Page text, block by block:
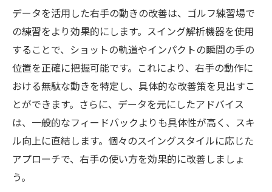
データを活用した右手の動きの改善は、ゴルフ練習場で
の練習をより効果的にします。スイング解析機器を使用
することで、ショットの軌道やインパクトの瞬間の手の
位置を正確に把握可能です。これにより、右手の動作に
おける無駄な動きを特定し、具体的な改善策を見出すこ
とができます。さらに、データを元にしたアドバイス
は、一般的なフィードバックよりも具体性が高く、スキ
ル向上に直結します。個々のスイングスタイルに応じた
アプローチで、右手の使い方を効果的に改善しましょ
う。